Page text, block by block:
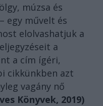
múzsa és
egy művelt és
elolvashatjuk a
a
a cím ígéri,
cikkünkben azt
vagány nő
Könyvek, 2019)